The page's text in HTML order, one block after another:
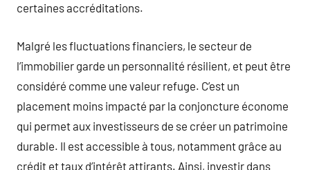
certaines accréditations.
Malgré les fluctuations financiers, le secteur de
l’immobilier garde un personnalité résilient, et peut être
considéré comme une valeur refuge. C’est un
placement moins impacté par la conjoncture économe
qui permet aux investisseurs de se créer un patrimoine
durable. Il est accessible à tous, notamment grâce au
crédit et taux d’intérêt attirants. Ainsi, investir dans